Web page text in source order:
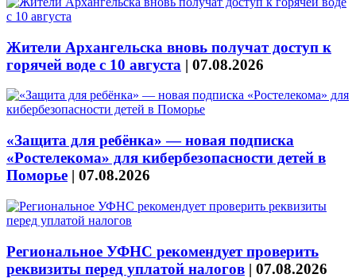
Жители Архангельска вновь получат доступ к
горячей воде с 10 августа | 07.08.2026
«Защита для ребёнка» — новая подписка
«Ростелекома» для кибербезопасности детей в
Поморье | 07.08.2026
Региональное УФНС рекомендует проверить
реквизиты перед уплатой налогов | 07.08.2026